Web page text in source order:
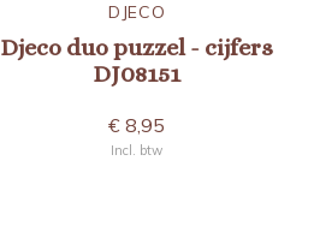
DJECO
Djeco duo puzzel - cijfers
DJ08151
€ 8,95
Incl. btw